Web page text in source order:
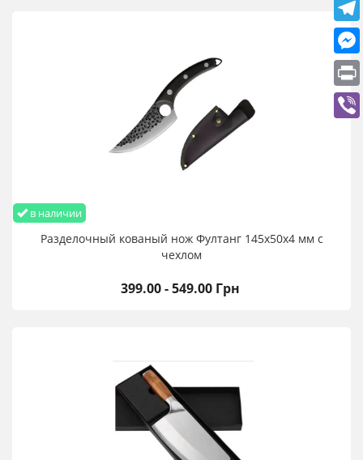
в наличии
Разделочный кованый нож Фултанг 145х50х4 мм с
чехлом
399.00 - 549.00 Грн